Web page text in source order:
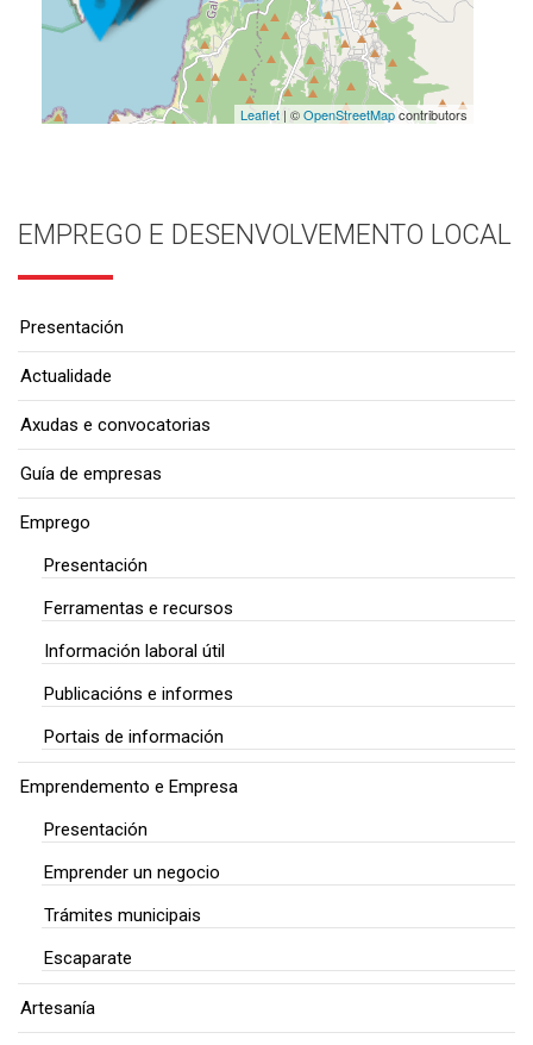
Leaflet| ©OpenStreetMapcontributors
EMPREGO E DESENVOLVEMENTO LOCAL
Presentación
Actualidade
Axudas e convocatorias
Guía de empresas
Emprego
Presentación
Ferramentas e recursos
Información laboral útil
Publicacións e informes
Portais de información
Emprendemento e Empresa
Presentación
Emprender un negocio
Trámites municipais
Escaparate
Artesanía